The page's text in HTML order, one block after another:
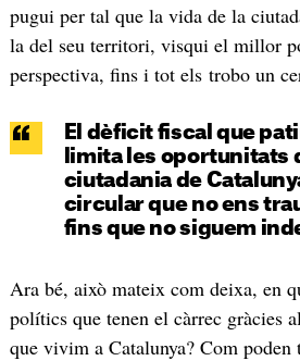
pugui per tal que la vida de la
la del seu territori, visqui el millor
perspectiva, fins i tot els trobo un
El dèficit fiscal que
limita les oportunitats
ciutadania de
circular que no ens
fins que no siguem
Ara bé, això mateix com deixa, en
polítics que tenen el càrrec gràcies
que vivim a Catalunya? Com poden